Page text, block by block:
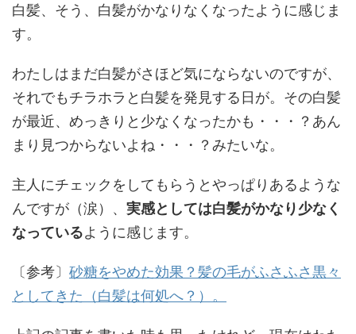
白髪、そう、白髪がかなりなくなったように感じま
す。
わたしはまだ白髪がさほど気にならないのですが、
それでもチラホラと白髪を発見する日が。その白髪
が最近、めっきりと少なくなったかも・・・？あん
まり見つからないよね・・・？みたいな。
主人にチェックをしてもらうとやっぱりあるような
んですが（涙）、 実感としては白髪がかなり少なく
なっているように感じます。
〔参考〕 砂糖をやめた効果？髪の毛がふさふさ黒々
としてきた（白髪は何処へ？）。